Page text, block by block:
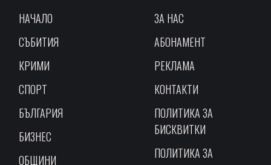
НАЧАЛО
СЪБИТИЯ
КРИМИ
СПОРТ
БЪЛГАРИЯ
БИЗНЕС
ОБЩИНИ
ЗА НАС
АБОНАМЕНТ
РЕКЛАМА
КОНТАКТИ
ПОЛИТИКА ЗА
БИСКВИТКИ
ПОЛИТИКА ЗА